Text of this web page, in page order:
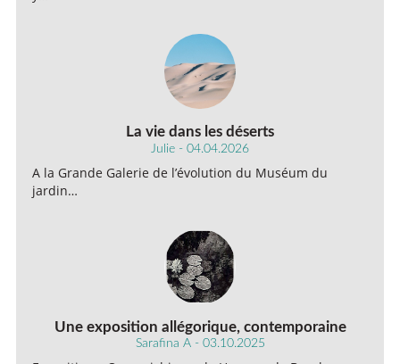
La vie dans les déserts
Julie - 04.04.2026
A la Grande Galerie de l’évolution du Muséum du
jardin…
Une exposition allégorique, contemporaine
Sarafina A - 03.10.2025